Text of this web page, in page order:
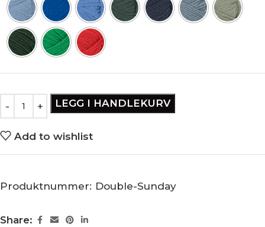
LEGG I HANDLEKURV
Add to wishlist
Produktnummer: Double-Sunday
Share: